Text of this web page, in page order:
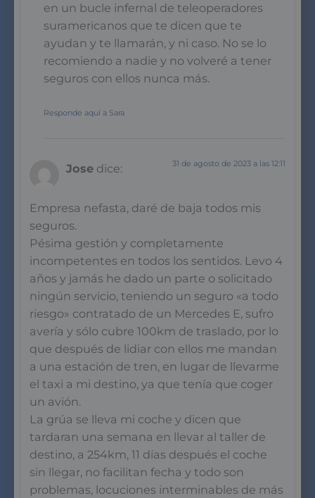
en un bucle infernal de teleoperadores
suramericanos que te dicen que te
ayudan y te llamarán, y ni caso. No se lo
recomiendo a nadie y no volveré a tener
seguros con ellos nunca más.
Responde aquí a Sara
Jose dice: 31 de agosto de 2023 a las 12:11
Empresa nefasta, daré de baja todos mis
seguros.
Pésima gestión y completamente
incompetentes en todos los sentidos. Levo 4
años y jamás he dado un parte o solicitado
ningún servicio, teniendo un seguro «a todo
riesgo» contratado de un Mercedes E, sufro
avería y sólo cubre 100km de traslado, por lo
que después de lidiar con ellos me mandan
a una estación de tren, en lugar de llevarme
el taxi a mi destino, ya que tenía que coger
un avión.
La grúa se lleva mi coche y dicen que
tardaran una semana en llevar al taller de
destino, a 254km, 11 días después el coche
sin llegar, no facilitan fecha y todo son
problemas, locuciones interminables de más